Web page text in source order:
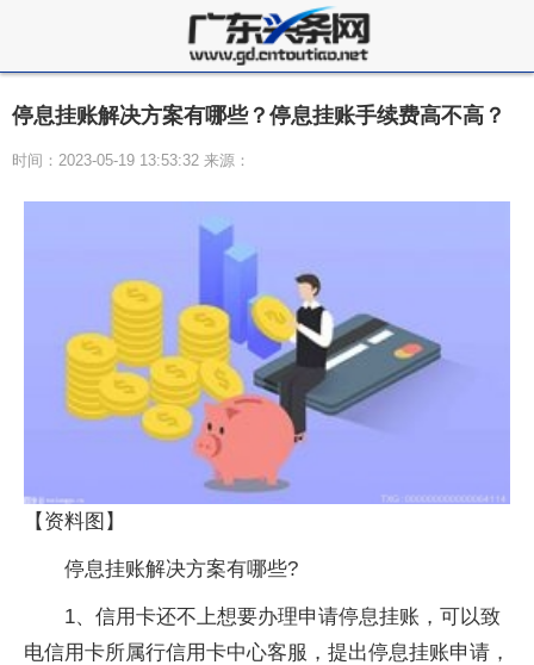
停息挂账解决方案有哪些？停息挂账手续费高不高？
时间：2023-05-19 13:53:32 来源：
【资料图】
停息挂账解决方案有哪些?
1、信用卡还不上想要办理申请停息挂账，可以致
电信用卡所属行信用卡中心客服，提出停息挂账申请，